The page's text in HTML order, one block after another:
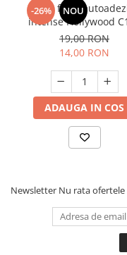
-26% NOU
Gene false
intense Hollywood
19,00 RON
14,00 RON
ADAUGA IN COS
Newsletter Nu rata